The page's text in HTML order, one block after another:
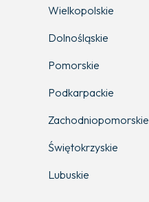
Wielkopolskie
Dolnośląskie
Pomorskie
Podkarpackie
Zachodniopomorskie
Świętokrzyskie
Lubuskie